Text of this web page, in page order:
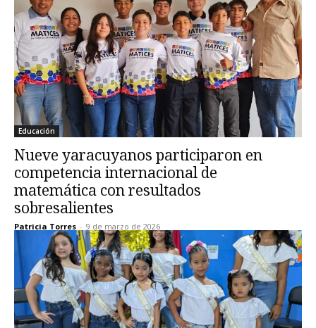
Educación
Nueve yaracuyanos participaron en
competencia internacional de
matemática con resultados
sobresalientes
Patricia Torres - 9 de marzo de 2026